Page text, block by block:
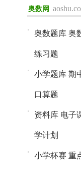
奥数网
进入>>
奥数题库 奥
练习题
小学题库 期
口算题
资料库 电子
学计划
小学杯赛 重